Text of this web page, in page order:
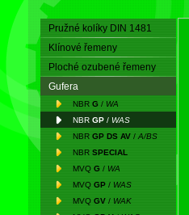
Pružné kolíky DIN 1481
Klínové řemeny
Ploché ozubené řemeny
Gufera
NBR G / WA
NBR GP / WAS
NBR GP DS AV / A/BS
NBR SPECIAL
MVQ G / WA
MVQ GP / WAS
MVQ GV / WAK